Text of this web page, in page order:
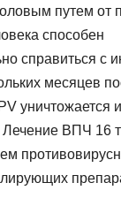
путем от
способен
справиться с
месяцев
уничтожается
Лечение ВПЧ 16